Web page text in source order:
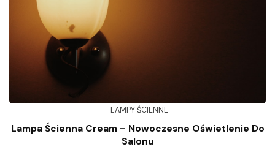
LAMPY ŚCIENNE
Lampa Ścienna Cream – Nowoczesne Oświetlenie Do
Salonu